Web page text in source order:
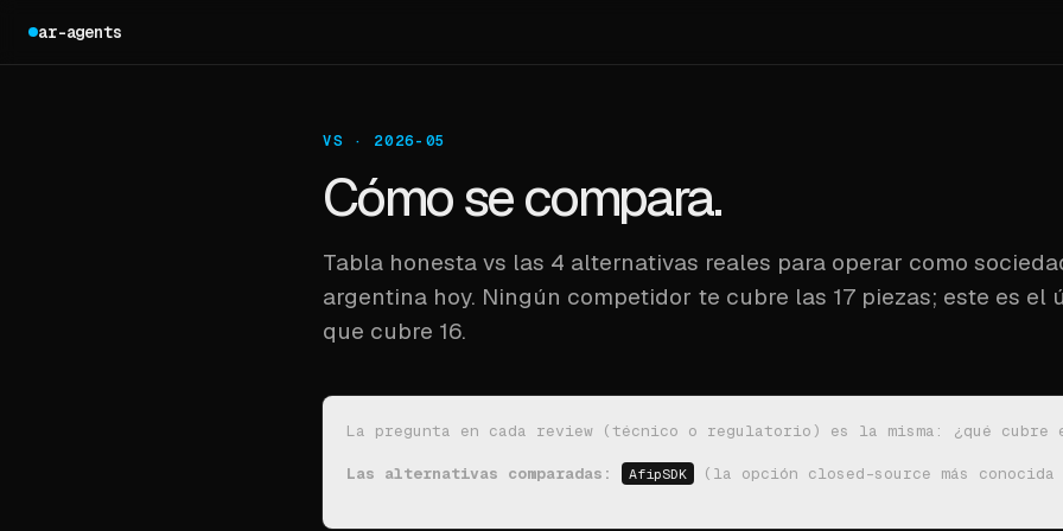
ar-agents
VS · 2026-05
Cómo se compara.
Tabla honesta vs las 4 alternativas reales para operar como
argentina hoy. Ningún competidor te cubre las 17 piezas; este es el
que cubre 16.
La pregunta en cada review (técnico o regulatorio) es la misma: ¿qué cubre
Las alternativas comparadas: AfipSDK (la opción closed-source más conocida